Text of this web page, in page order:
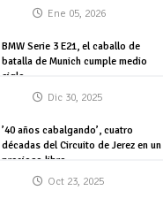
Ene 05, 2026
BMW Serie 3 E21, el caballo de
batalla de Munich cumple medio
siglo
Dic 30, 2025
’40 años cabalgando’, cuatro
décadas del Circuito de Jerez en un
precioso libro
Oct 23, 2025